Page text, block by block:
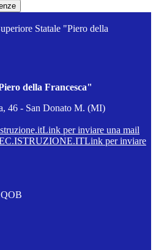
Statale "Piero della
della Francesca"
46 - San Donato M. (MI)
Link per inviare una mail
Link per inviare